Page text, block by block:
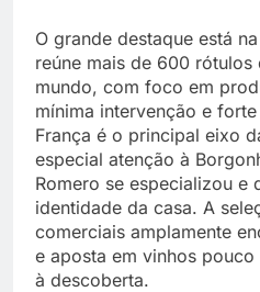
O grande destaque está
reúne mais de 600
mundo, com foco em
mínima intervenção e
França é o principal eixo
especial atenção à
Romero se especializou e
identidade da casa. A
comerciais amplamente
e aposta em vinhos
à descoberta.